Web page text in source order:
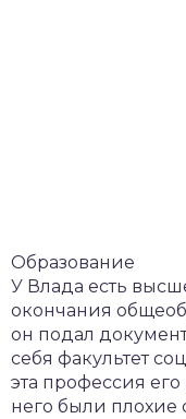
Образование
У Влада есть
окончания
он подал
себя факультет
эта профессия
него были плохие